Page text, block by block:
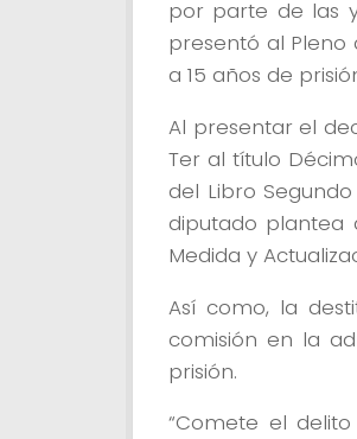
por parte de las
presentó al Pleno
a 15 años de
Al presentar el
Ter al título
del Libro
diputado plantea
Medida y
Así como, la
comisión en la
prisión.
“Comete el